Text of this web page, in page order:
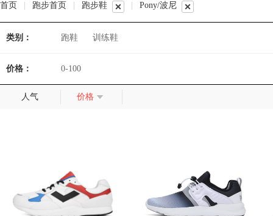
首页 跑步首页 跑步鞋 Pony/波尼
类别： 跑鞋 训练鞋
价格： 0-100
人气 价格